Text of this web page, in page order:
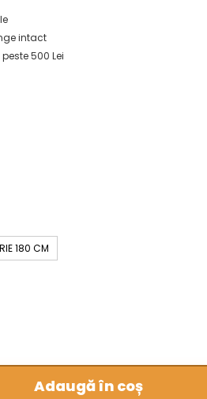
intact
500 Lei
180 CM
Adaugă în coș